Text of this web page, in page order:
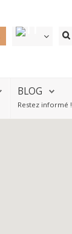
BLOG
Restez informé !